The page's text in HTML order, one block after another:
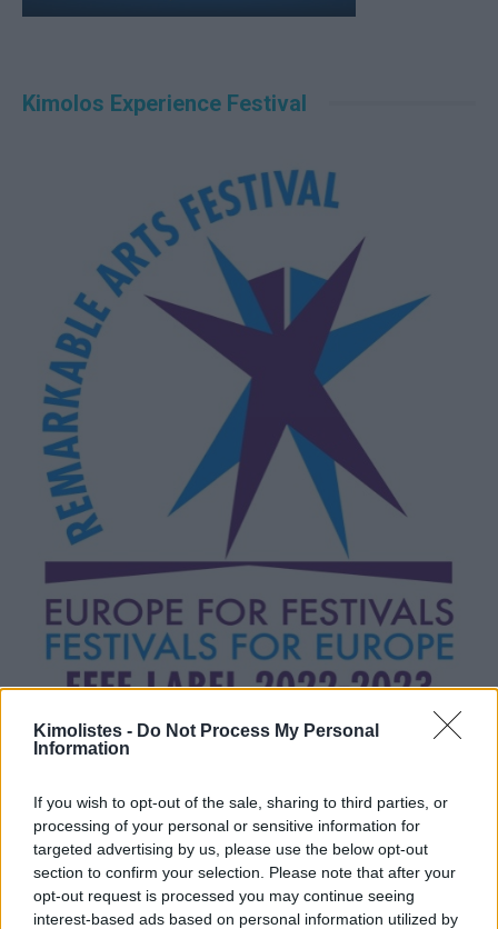
Kimolistes - Do Not Process My Personal
Information
If you wish to opt-out of the sale, sharing to third parties, or
processing of your personal or sensitive information for
targeted advertising by us, please use the below opt-out
section to confirm your selection. Please note that after your
opt-out request is processed you may continue seeing
interest-based ads based on personal information utilized by
Kimolos Experience Festival